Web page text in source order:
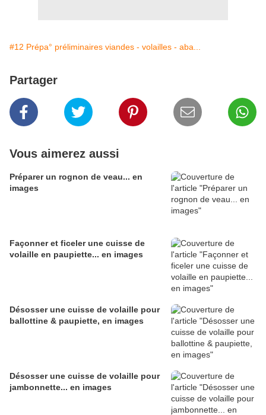
#12 Prépa° préliminaires viandes - volailles - aba...
Partager
Vous aimerez aussi
Préparer un rognon de veau... en
images
Façonner et ficeler une cuisse de
volaille en paupiette... en images
Désosser une cuisse de volaille pour
ballottine & paupiette, en images
Désosser une cuisse de volaille pour
jambonnette... en images